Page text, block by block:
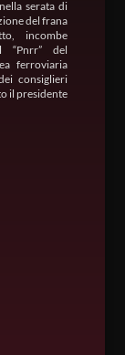
serata di
del frana
incombe
“Pnrr” del
ferroviaria
consiglieri
il presidente